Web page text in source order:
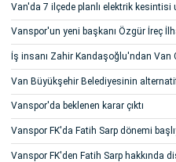
Van'da 7 ilçede planlı elektrik kesintisi
Vanspor'un yeni başkanı Özgür İreç
İş insanı Zahir Kandaşoğlu'ndan Van
Van Büyükşehir Belediyesinin
Vanspor'da beklenen karar çıktı
Vanspor FK'da Fatih Sarp dönemi
Vanspor FK'den Fatih Sarp hakkında